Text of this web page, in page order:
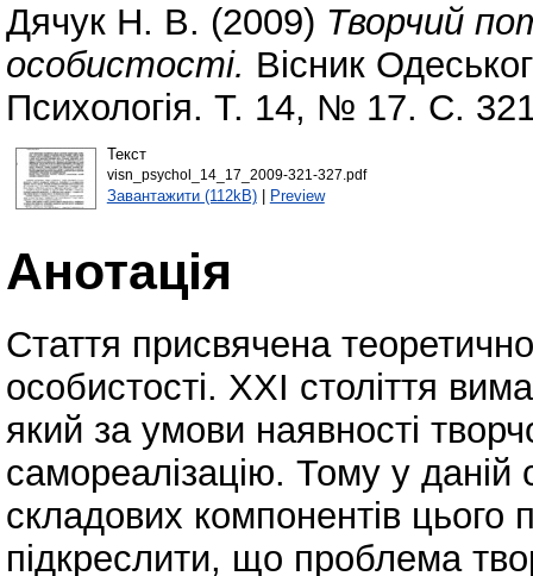
Дячук Н. В. (2009) Творчий
особистості. Вісник
Психологія. Т. 14, № 17. С.
Текст
visn_psychol_14_17_2009-321-327.pdf
Завантажити (112kB)| Preview
Анотація
Стаття присвячена
особистості. XXI століття
який за умови наявності
самореалізацію. Тому у даній
складових компонентів цього
підкреслити, що проблема